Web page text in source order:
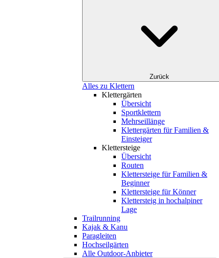
Zurück
Alles zu Klettern
Klettergärten
Übersicht
Sportklettern
Mehrseillänge
Klettergärten für Familien &
Einsteiger
Klettersteige
Übersicht
Routen
Klettersteige für Familien &
Beginner
Klettersteige für Könner
Klettersteig in hochalpiner
Lage
Trailrunning
Kajak & Kanu
Paragleiten
Hochseilgärten
Alle Outdoor-Anbieter